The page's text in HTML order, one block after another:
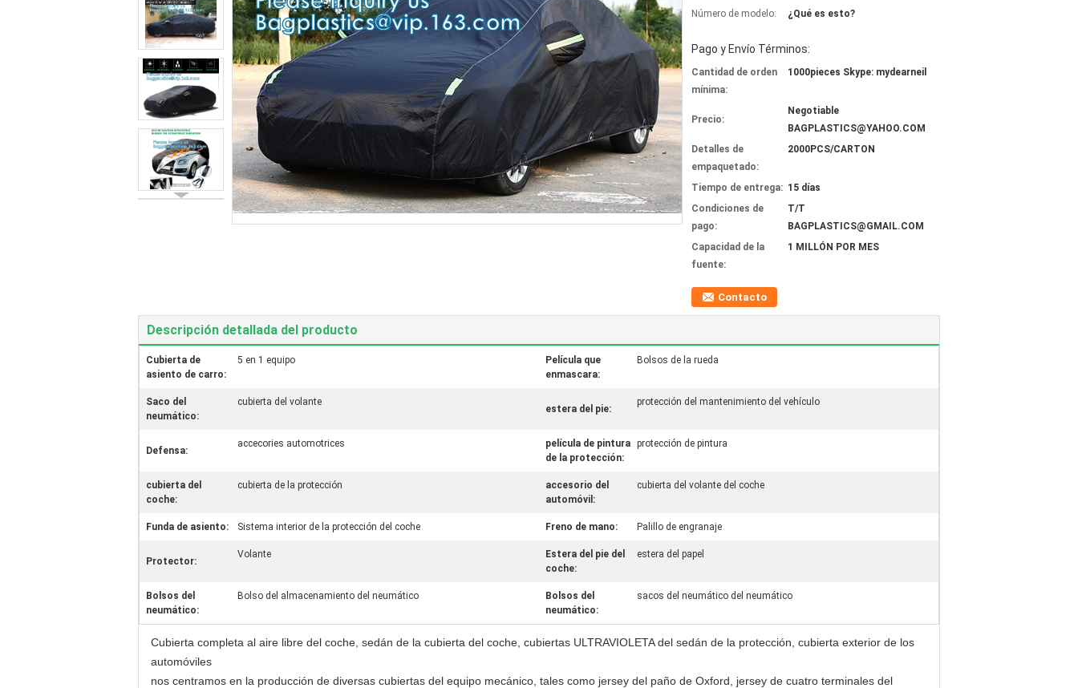
Número de modelo:
¿Qué es esto?
Pago y Envío Términos:
Cantidad de orden
mínima:
1000pieces Skype: mydearneil
Precio:
Negotiable
BAGPLASTICS@YAHOO.COM
Detalles de
empaquetado:
2000PCS/CARTON
Tiempo de entrega: 15 días
Condiciones de
pago:
T/T
BAGPLASTICS@GMAIL.COM
Capacidad de la
fuente:
1 MILLÓN POR MES
Contacto
Descripción detallada del producto
Cubierta de
asiento de carro:
5 en 1 equipo
Película que
enmascara:
Bolsos de la rueda
Saco del
neumático:
cubierta del volante
estera del pie:
protección del mantenimiento del vehículo
Defensa:
accecories automotrices
película de pintura
de la protección:
protección de pintura
cubierta del
coche:
cubierta de la protección
accesorio del
automóvil:
cubierta del volante del coche
Funda de asiento: Sistema interior de la protección del coche Freno de mano: Palillo de engranaje
Protector:
Volante
Estera del pie del
coche:
estera del papel
Bolsos del
neumático:
Bolso del almacenamiento del neumático
Bolsos del
neumático:
sacos del neumático del neumático
Cubierta completa al aire libre del coche, sedán de la cubierta del coche, cubiertas ULTRAVIOLETA del sedán de la protección, cubierta exterior de los
automóviles
nos centramos en la producción de diversas cubiertas del equipo mecánico, tales como jersey del paño de Oxford, jersey de cuatro terminales del